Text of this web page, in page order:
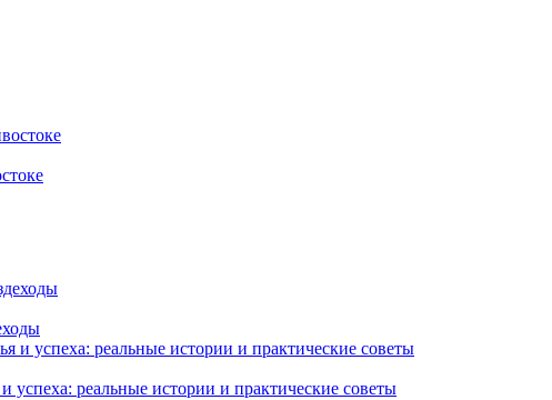
успеха: реальные истории и практические советы